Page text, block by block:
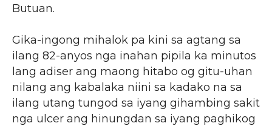
Butuan.
Gika-ingong mihalok pa kini sa agtang sa
ilang 82-anyos nga inahan pipila ka minutos
lang adiser ang maong hitabo og gitu-uhan
nilang ang kabalaka niini sa kadako na sa
ilang utang tungod sa iyang gihambing sakit
nga ulcer ang hinungdan sa iyang paghikog